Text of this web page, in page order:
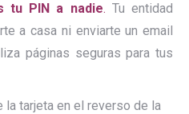
tu PIN a nadie. Tu entidad
a casa ni enviarte un email
páginas seguras para tus
tarjeta en el reverso de la